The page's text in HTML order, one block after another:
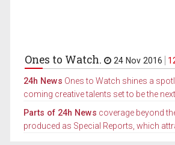
Ones to Watch. 24 Nov 2016
24h News Ones to Watch shines a
coming creative talents set to be the
Parts of 24h News coverage beyond
produced as Special Reports, which